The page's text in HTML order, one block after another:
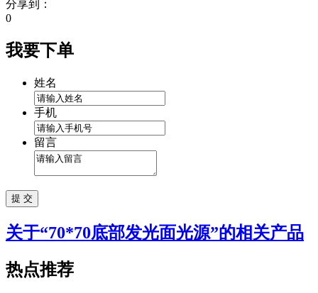
分享到：
0
我要下单
姓名
手机
留言
关于“70*70底部发光面光源”的相关产品
热点推荐